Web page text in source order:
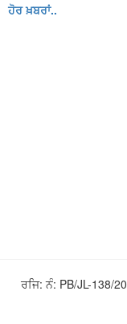
ਹੋਰ ਖ਼ਬਰਾਂ..
ਰਜਿ: ਨੰ: PB/JL-138/